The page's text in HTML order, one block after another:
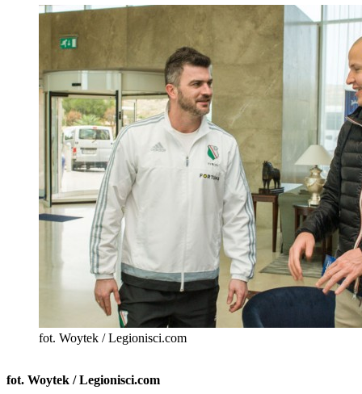
fot. Woytek / Legionisci.com
fot. Woytek / Legionisci.com